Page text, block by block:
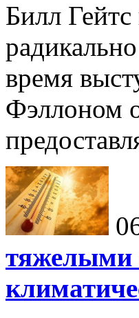
Билл Гейтс
время
Фэллоном
тяжелыми